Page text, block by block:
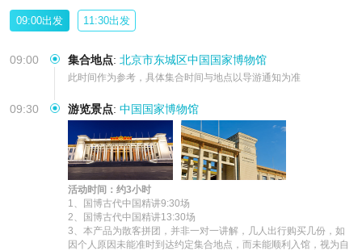
09:00出发 11:30出发
09:00 集合地点: 北京市东城区中国国家博物馆
此时间作为参考，具体集合时间与地点以导游通知为准
09:30 游览景点: 中国国家博物馆
活动时间：约3小时
1、国博古代中国精讲9:30场
2、国博古代中国精讲13:30场
3、本产品为散客拼团，并非一对一讲解，几人出行购买几份，如
因个人原因未能准时到达约定集合地点，而未能顺利入馆，视为自